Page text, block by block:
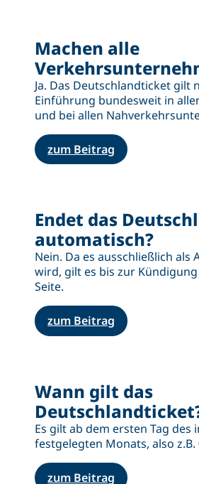
Machen alle
Ja. Das Deutschlandticket gilt
Einführung bundesweit in
und bei allen
zum Beitrag
Endet das
automatisch?
Nein. Da es ausschließlich als
wird, gilt es bis zur
Seite.
zum Beitrag
Wann gilt das
Es gilt ab dem ersten Tag des
festgelegten Monats, also z.B.
zum Beitrag